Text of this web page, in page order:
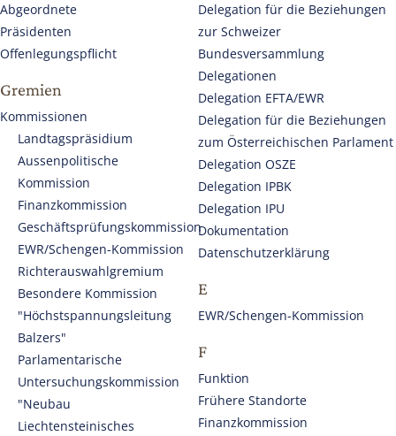
Abgeordnete
Präsidenten
Offenlegungspflicht
Gremien
Kommissionen
Landtagspräsidium
Aussenpolitische
Kommission
Finanzkommission
Geschäftsprüfungskommission
EWR/Schengen-Kommission
Richterauswahlgremium
Besondere Kommission
"Höchstspannungsleitung
Balzers"
Parlamentarische
Untersuchun­gskommission
"Neubau
Liechtensteinisches
Delegation für die Beziehungen
zur Schweizer
Bundesversammlung
Delegationen
Delegation EFTA/EWR
Delegation für die Beziehungen
zum Österreichischen Parlament
Delegation OSZE
Delegation IPBK
Delegation IPU
Dokumentation
Datenschutzerklärung
E
EWR/Schengen-Kommission
F
Funktion
Frühere Standorte
Finanzkommission